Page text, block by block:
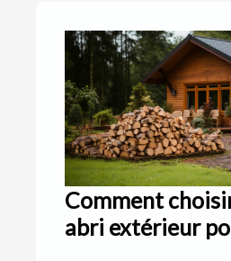
Comment
abri extérieur